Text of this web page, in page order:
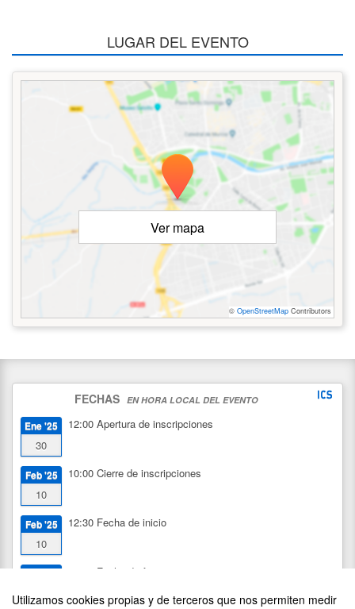
Utilizamos cookies propias y de terceros que nos permiten medir
LUGAR DEL EVENTO
Ver mapa
© OpenStreetMap Contributors
FECHAS EN HORA LOCAL DEL EVENTO
Ene '25
30
12:00 Apertura de inscripciones
Feb '25
10
10:00 Cierre de inscripciones
Feb '25
10
12:30 Fecha de inicio
Feb '25 Fecha de fin